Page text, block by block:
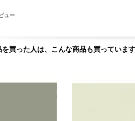
ュー
を買った人は、こんな商品も買っています